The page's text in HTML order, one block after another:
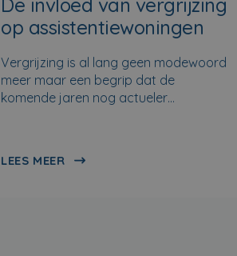
De invloed van vergrijzing
op assistentiewoningen
Vergrijzing is al lang geen modewoord
meer maar een begrip dat de
komende jaren nog actueler…
LEES MEER